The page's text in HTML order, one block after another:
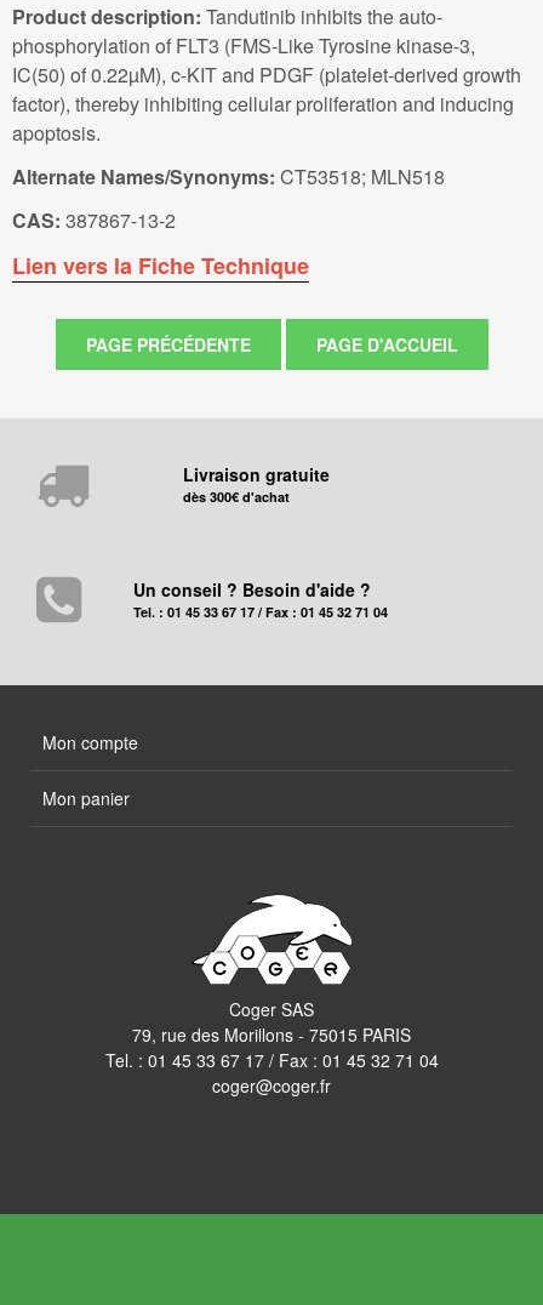
Product description: Tandutinib inhibits the auto-
phosphorylation of FLT3 (FMS-Like Tyrosine kinase-3,
IC(50) of 0.22µM), c-KIT and PDGF (platelet-derived growth
factor), thereby inhibiting cellular proliferation and inducing
apoptosis.
Alternate Names/Synonyms: CT53518; MLN518
CAS: 387867-13-2
Lien vers la Fiche Technique
Livraison gratuite
dès 300€ d'achat
Un conseil ? Besoin d'aide ?
Tel. : 01 45 33 67 17 / Fax : 01 45 32 71 04
Mon compte
Mon panier
Coger SAS
79, rue des Morillons - 75015 PARIS
Tel. : 01 45 33 67 17/ Fax : 01 45 32 71 04
coger@coger.fr